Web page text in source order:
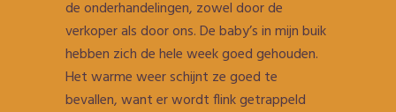
de onderhandelingen, zowel door de
verkoper als door ons. De baby’s in mijn buik
hebben zich de hele week goed gehouden.
Het warme weer schijnt ze goed te
bevallen, want er wordt flink getrappeld